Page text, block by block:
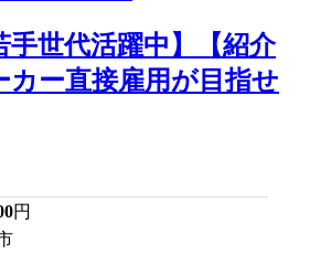
手世代活躍中】【紹介
カー直接雇用が目指せ
円